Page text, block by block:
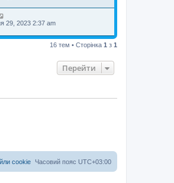
29, 2023 2:37 am
16 тем • Сторінка 1 з 1
Перейти
Часовий пояс UTC+03:00
cookie